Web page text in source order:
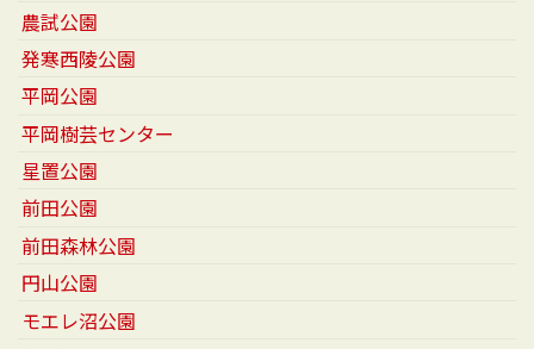
農試公園
発寒西陵公園
平岡公園
平岡樹芸センター
星置公園
前田公園
前田森林公園
円山公園
モエレ沼公園